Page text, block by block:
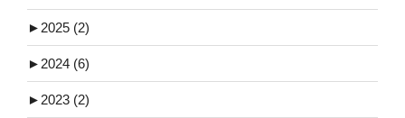
► 2025 (2)
► 2024 (6)
► 2023 (2)